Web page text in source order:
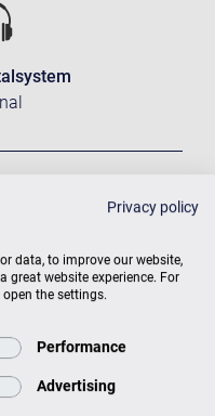
Privacy policy
data, to improve our website,
great website experience. For
the settings.
Performance
Advertising